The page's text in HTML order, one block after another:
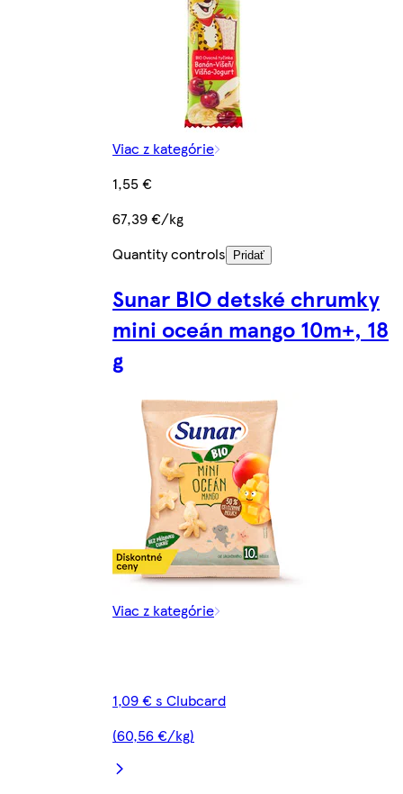
Viac z kategórie
1,55 €
67,39 €/kg
Quantity controls
Pridať
Sunar BIO detské chrumky
mini oceán mango 10m+, 18
g
Viac z kategórie
1,09 € s Clubcard
(60,56 €/kg)